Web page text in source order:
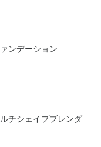
ンデーション
チシェイプブレンダ